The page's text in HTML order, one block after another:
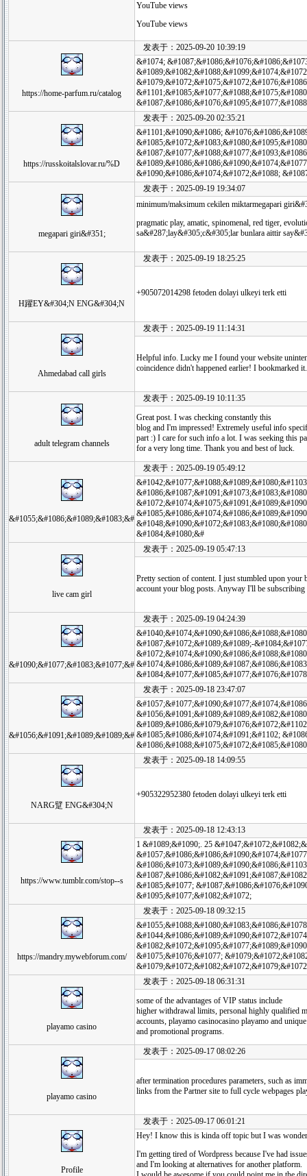
YouTube views
YouTube views
https://home-parfum.ru/catalog
发表于：2025-09-20 10:39:19
&#1074;
https://russkoitalslovar.ru/%D
发表于：2025-09-20 02:35:21
&#1101;&#1090;&#1086;
&#1090;&#1086;&#1074;&#1072;&#1088;
megapari giri&#351;
发表于：2025-09-19 19:34:07
minimum/maksimum cekilen miktarmegapari
pragmatic play, amatic, spinomenal, red tiger,
sa&#287;lay&#305;c&#305;lar bunlara aittir
H躍EY&#304;N ENG&#304;N
发表于：2025-09-19 18:25:25
+905072014298 fetoden dolayi ulkeyi terk etti
Ahmedabad call girls
发表于：2025-09-19 11:14:31
Helpful info. Lucky me I found your website
coincidence didn't happened earlier! I bookmarked it.
adult telegram channels
发表于：2025-09-19 10:11:35
Great post. I was checking constantly this
blog and I'm impressed! Extremely useful info
part :) I care for such info a lot. I was seeking this
for a very long time. Thank you and best of luck.
&#1055;&#1086;&#1089;&#1083;&#
发表于：2025-09-19 05:49:12
&#1084;&#1080;&#
live cam girl
发表于：2025-09-19 05:47:13
Pretty section of content. I just stumbled upon your
account your blog posts. Anyway I'll be subscribing
&#1090;&#1077;&#1083;&#1077;&#
发表于：2025-09-19 04:24:39
&#1087;&#1072;&#1089;&#1089;-
&#1056;&#1091;&#1089;&#1089;&#
发表于：2025-09-18 23:47:07
&#1085;&#1086;&#1074;&#1091;&#1102;
NARG躄 ENG&#304;N
发表于：2025-09-18 14:09:55
+905322952380 fetoden dolayi ulkeyi terk etti
https://www.tumblr.com/stop--s
发表于：2025-09-18 12:43:13
1 &#1089;&#1090;. 25
&#1085;&#1077;
&#1095;&#1077;&#1082;&#1072;
https://mandry.mywebforum.com/
发表于：2025-09-18 09:32:15
&#1075;&#1076;&#1077;
playamo casino
发表于：2025-09-18 06:31:31
some of the advantages of VIP status include
higher withdrawal limits, personal highly qualified
accounts, playamo casinocasino playamo and
and promotional programs.
playamo casino
发表于：2025-09-17 08:02:26
after termination procedures parameters, such as
links from the Partner site to full cycle webpages
Profile
发表于：2025-09-17 06:01:21
Hey! I know this is kinda off topic but I was
I'm getting tired of Wordpress because I've had
and I'm looking at alternatives for another platform.